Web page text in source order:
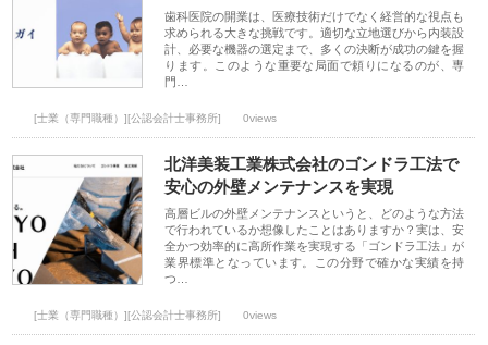
歯科医院の開業は、医療技術だけでなく経営的な視点も
求められる大きな挑戦です。適切な立地選びから内装設
計、必要な機器の選定まで、多くの決断が成功の鍵を握
ります。このような重要な局面で頼りになるのが、専
門…
[士業（専門職種）][公認会計士事務所] 0views
北洋美装工業株式会社のゴンドラ工法で
安心の外壁メンテナンスを実現
高層ビルの外壁メンテナンスというと、どのような方法
で行われているか想像したことはありますか？実は、安
全かつ効率的に高所作業を実現する「ゴンドラ工法」が
業界標準となっています。この分野で確かな実績を持
つ…
[士業（専門職種）][公認会計士事務所] 0views